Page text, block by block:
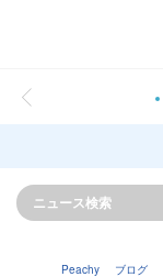
Peachy ブログ